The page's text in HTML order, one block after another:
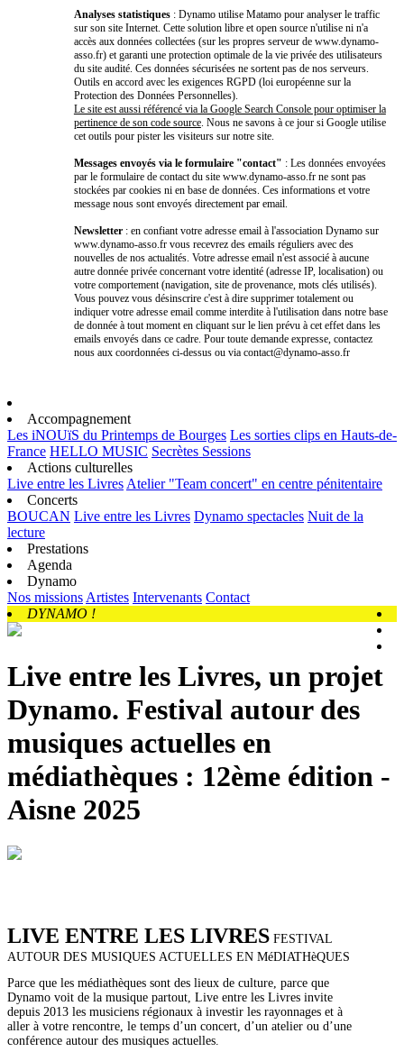
Analyses statistiques : Dynamo utilise Matamo pour analyser le traffic
sur son site Internet. Cette solution libre et open source n'utilise ni n'a
accès aux données collectées (sur les propres serveur de www.dynamo-
asso.fr) et garanti une protection optimale de la vie privée des utilisateurs
du site audité. Ces données sécurisées ne sortent pas de nos serveurs.
Outils en accord avec les exigences RGPD (loi européenne sur la
Protection des Données Personnelles).
Le site est aussi référencé via la Google Search Console pour optimiser la
pertinence de son code source. Nous ne savons à ce jour si Google utilise
cet outils pour pister les visiteurs sur notre site.
Messages envoyés via le formulaire "contact" : Les données envoyées
par le formulaire de contact du site www.dynamo-asso.fr ne sont pas
stockées par cookies ni en base de données. Ces informations et votre
message nous sont envoyés directement par email.
Newsletter : en confiant votre adresse email à l'association Dynamo sur
www.dynamo-asso.fr vous recevrez des emails réguliers avec des
nouvelles de nos actualités. Votre adresse email n'est associé à aucune
autre donnée privée concernant votre identité (adresse IP, localisation) ou
votre comportement (navigation, site de provenance, mots clés utilisés).
Vous pouvez vous désinscrire c'est à dire supprimer totalement ou
indiquer votre adresse email comme interdite à l'utilisation dans notre base
de donnée à tout moment en cliquant sur le lien prévu à cet effet dans les
emails envoyés dans ce cadre. Pour toute demande expresse, contactez
nous aux coordonnées ci-dessus ou via contact@dynamo-asso.fr
Accompagnement
Les iNOUïS du Printemps de Bourges Les sorties clips en Hauts-de-
France HELLO MUSIC Secrètes Sessions
Actions culturelles
Live entre les Livres Atelier "Team concert" en centre pénitentaire
Concerts
BOUCAN Live entre les Livres Dynamo spectacles Nuit de la
lecture
Prestations
Agenda
Dynamo
Nos missions Artistes Intervenants Contact
DYNAMO !
Live entre les Livres, un projet
Dynamo. Festival autour des
musiques actuelles en
médiathèques : 12ème édition -
Aisne 2025
LIVE ENTRE LES LIVRES FESTIVAL
AUTOUR DES MUSIQUES ACTUELLES EN MéDIATHèQUES
Parce que les médiathèques sont des lieux de culture, parce que
Dynamo voit de la musique partout, Live entre les Livres invite
depuis 2013 les musiciens régionaux à investir les rayonnages et à
aller à votre rencontre, le temps d’un concert, d’un atelier ou d’une
conférence autour des musiques actuelles.